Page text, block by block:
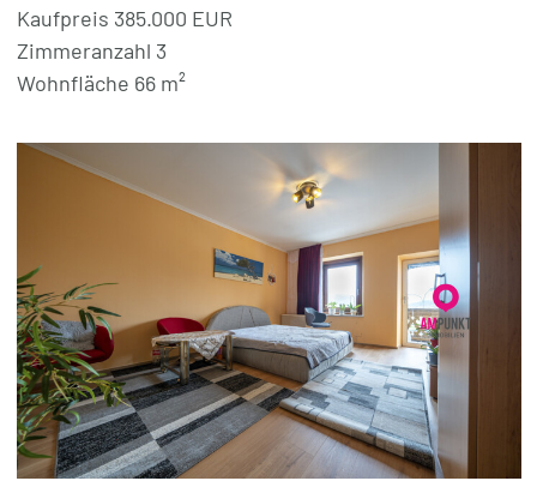
Kaufpreis 385.000 EUR
Zimmeranzahl 3
Wohnfläche 66 m²